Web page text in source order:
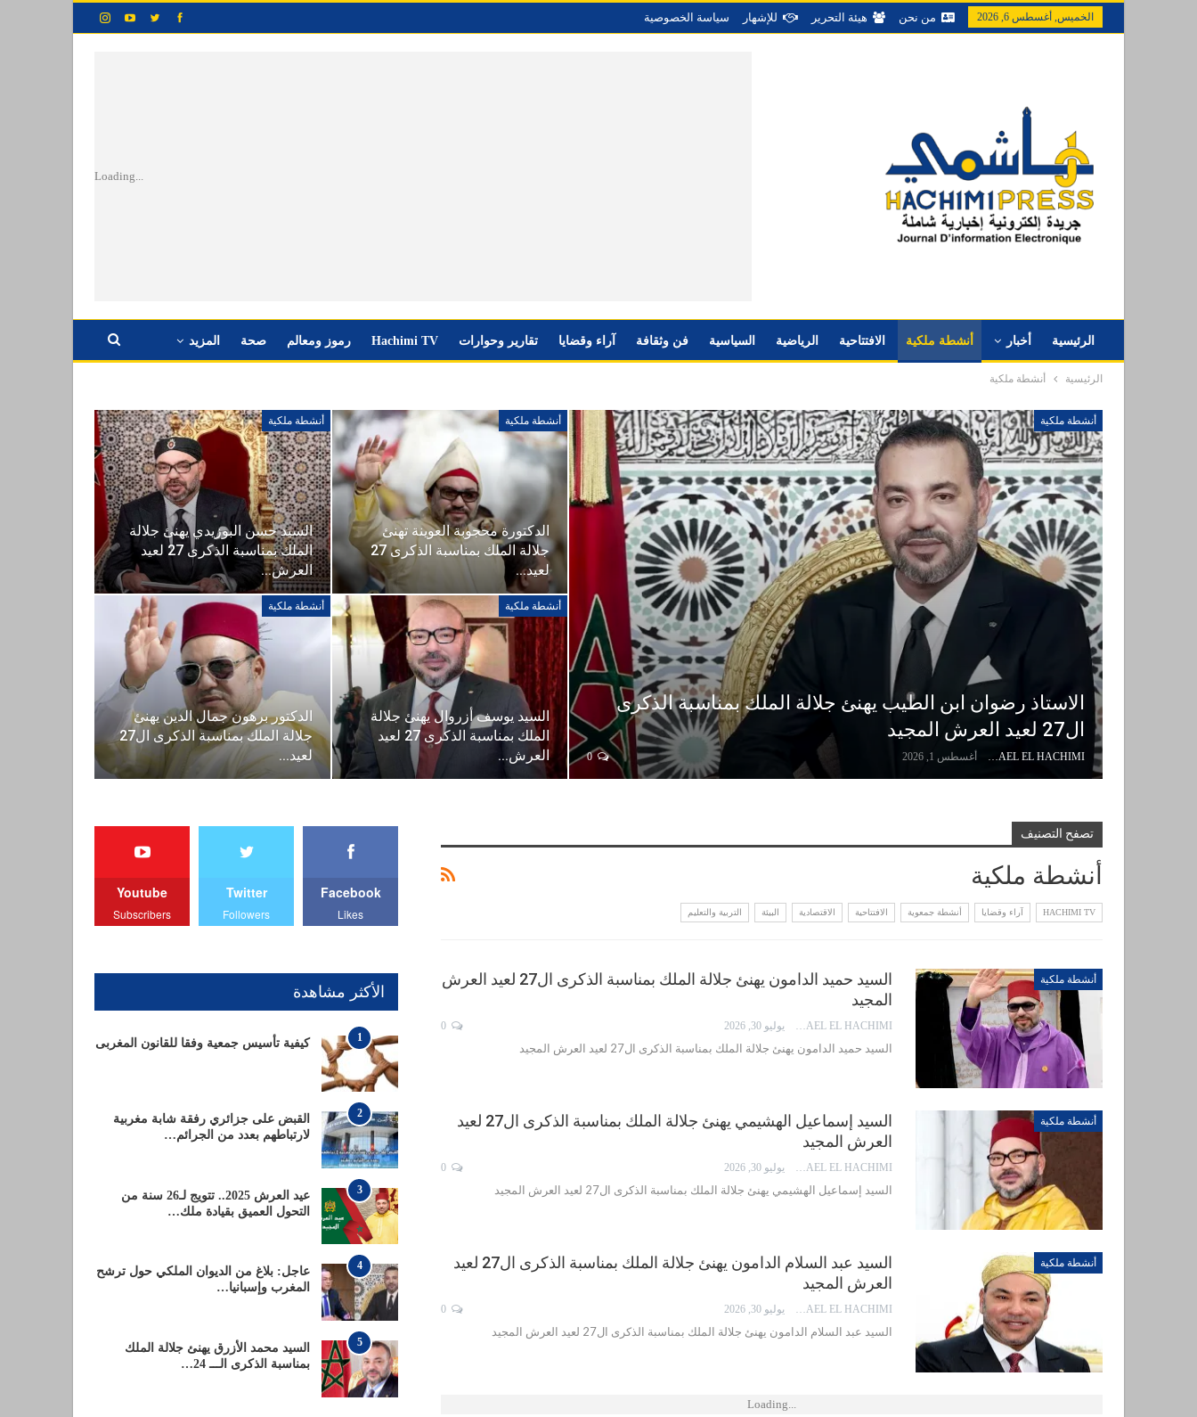
الخميس, أغسطس 6, 2026 من نحن هيئة التحرير للإشهار سياسة الخصوصية
Loading...
الرئيسية أخبار أنشطة ملكية الافتتاحية الرياضية السياسية فن وثقافة آراء وقضايا تقارير وحوارات Hachimi TV رموز ومعالم صحة المزيد
الرئيسية أنشطة ملكية
أنشطة ملكية
الاستاذ رضوان ابن الطيب يهنئ جلالة الملك بمناسبة الذكرى
ال27 لعيد العرش المجيد
أغسطس 1, 2026 0
أنشطة ملكية
الدكتورة محجوبة العوينة تهنئ
جلالة الملك بمناسبة الذكرى 27
لعيد…
أنشطة ملكية
السيد حسن البوزيدي يهنئ جلالة
الملك بمناسبة الذكرى 27 لعيد
العرش…
أنشطة ملكية
السيد يوسف أزروال يهنئ جلالة
الملك بمناسبة الذكرى 27 لعيد
العرش…
أنشطة ملكية
الدكتور برهون جمال الدين يهنئ
جلالة الملك بمناسبة الذكرى ال27
لعيد…
تصفح التصنيف
أنشطة ملكية
HACHIMI TV آراء وقضايا أنشطة جمعوية الافتتاحية الاقتصادية البيئة التربية والتعليم
أنشطة ملكية
السيد حميد الدامون يهنئ جلالة الملك بمناسبة الذكرى ال27 لعيد العرش
المجيد
يوليو 30, 2026
السيد حميد الدامون يهنئ جلالة الملك بمناسبة الذكرى ال27 لعيد العرش المجيد
أنشطة ملكية
السيد إسماعيل الهشيمي يهنئ جلالة الملك بمناسبة الذكرى ال27 لعيد
العرش المجيد
ISMAEL EL HACHIMI يوليو 30, 2026
السيد إسماعيل الهشيمي يهنئ جلالة الملك بمناسبة الذكرى ال27 لعيد العرش المجيد
أنشطة ملكية
السيد عبد السلام الدامون يهنئ جلالة الملك بمناسبة الذكرى ال27 لعيد
العرش المجيد
ISMAEL EL HACHIMI يوليو 30, 2026
السيد عبد السلام الدامون يهنئ جلالة الملك بمناسبة الذكرى ال27 لعيد العرش المجيد
Loading...
Facebook
Likes
Twitter
Followers
Youtube
Subscribers
الأكثر مشاهدة
1 كيفية تأسيس جمعية وفقا للقانون المغربى
2
القبض على جزائري رفقة شابة مغربية
لارتباطهم بعدد من الجرائم…
3
عيد العرش 2025.. تتويج لـ26 سنة من
التحول العميق بقيادة ملك…
4
عاجل: بلاغ من الديوان الملكي حول ترشح
المغرب وإسبانيا…
5
السيد محمد الأزرق يهنئ جلالة الملك
بمناسبة الذكرى الـــ 24…